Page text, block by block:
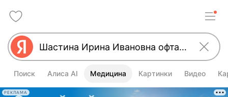
Поиск Алиса AI Медицина Картинки Видео
РЕКЛАМА